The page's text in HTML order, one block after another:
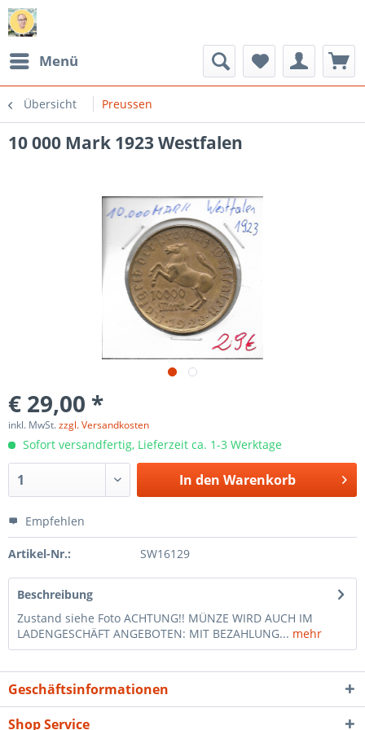
Menü
Übersicht Preussen
10 000 Mark 1923 Westfalen
€ 29,00 *
inkl. MwSt.zzgl. Versandkosten
Sofort versandfertig, Lieferzeit ca. 1-3 Werktage
In den Warenkorb
Empfehlen
Artikel-Nr.: SW16129
Beschreibung
Zustand siehe Foto ACHTUNG!! MÜNZE WIRD AUCH IM
LADENGESCHÄFT ANGEBOTEN: MIT BEZAHLUNG... mehr
Geschäftsinformationen
Shop Service